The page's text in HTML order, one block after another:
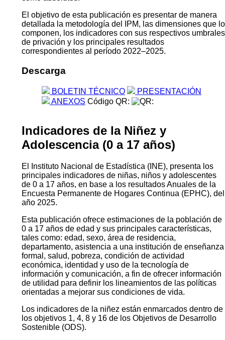
del Censo Nacional de Población y Viviendas 2022. La
incorporación de estas nuevas proyecciones permitió
ajustar los factores de expansión de la Encuesta
Permanente de Hogares Continua (EPHC), dando lugar
a una nueva serie de estimaciones para el período
pobreza multidimensional, tanto en términos relativos
como absolutos.
El objetivo de esta publicación es presentar de manera
detallada la metodología del IPM, las dimensiones que lo
correspondientes al período 2022–2025.
Descarga
BOLETIN TÉCNICO
PRESENTACIÓN
ANEXOSCódigo QR:
Indicadores de la Niñez y
Adolescencia (0 a 17 años)
El Instituto Nacional de Estadística (INE), presenta los
principales indicadores de niñas, niños y adolescentes
de 0 a 17 años, en base a los resultados Anuales de la
Encuesta Permanente de Hogares Continua (EPHC), del
año 2025.
Esta publicación ofrece estimaciones de la población de
0 a 17 años de edad y sus principales características,
tales como: edad, sexo, área de residencia,
departamento, asistencia a una institución de enseñanza